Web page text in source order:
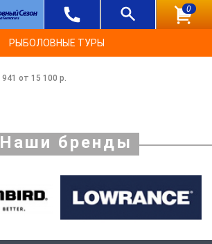
0
РЫБОЛОВНЫЕ ТУРЫ
от 15 100 р.
Наши бренды